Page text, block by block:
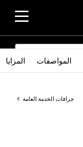
SEARCH
جرافات الخدمة العامة
المزايا المواصفات